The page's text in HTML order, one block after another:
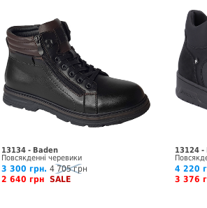
13134 - Baden
Повсякденні черевики
3 300 грн. 4 705 грн
2 640 грн SALE
13124 -
4 220
3 376